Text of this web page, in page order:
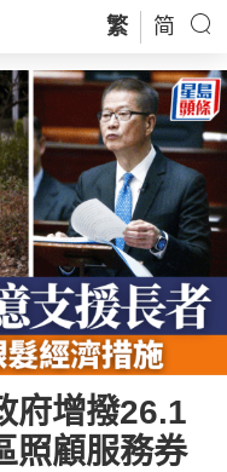
繁 简
府增撥26.1
照顧服務券